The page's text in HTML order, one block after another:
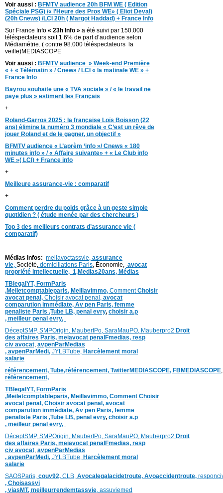
Voir aussi : BFMTV audience 20h BFM WE ( Edition
Spéciale PSG) /« l’Heure des Pros WE» ( Eliot Deval)
(20h Cnews) /LCI 20h ( Margot Haddad) + France Info
Sur France Info « 23h Info » a été suivi par 150.000
téléspectateurs soit 1.6% de part d’audience selon
Médiamétrie. ( contre 98.000 téléspectateurs la
veille)MEDIASCOPE
Voir aussi : BFMTV audience » Week-end Première
« + « Télématin » / Cnews / LCI « la matinale WE » +
France Info
Bayrou souhaite une « TVA sociale » / « le travail ne
paye plus » estiment les Français
+
Roland-Garros 2025 : la française Loïs Boisson (22
ans) élimine la numéro 3 mondiale « C’est un rêve de
jouer Roland et de le gagner, un objectif »
BFMTV audience « L’aprèm ‘info »/ Cnews « 180
minutes info » / « Affaire suivante» + « Le Club info
WE »( LCI) + France info
+
Meilleure assurance-vie : comparatif
+
Comment perdre du poids grâce à un geste simple
quotidien ? ( étude menée par des chercheurs )
Top 3 des meilleurs contrats d’assurance vie (
comparatif)
Médias infos: meilavoctassvie, assurance
vie Société, domiciliations Paris , Économie,
avocat
propriété intellectuelle, 1,Medias20ans, Médias
TBlegalYT, FormParis
,Meiletcomptableparis, Meillavimmo, CommentChoisir
avocat penal, Choisir avocat penal, avocat
comparution immédiate, Av pen Paris, femme
penaliste Paris ,Tube LB, penal evry, choisir a.p
, meilleur penal evry,
DéceptSMP, SMPOrigin, MaubertPo, SaraMauPO, Mauberpro2 Droit
des affaires Paris, meiavocat penalFmedias, resp
civ avocat avpenParMedias
, avpenParMedi, JYLBTube, Harcèlement moral
salarie
référencement, Tube,référencement, TwitterMEDIASCOPE, FBMEDIASCOPE
référencement,
TBlegalYT, FormParis
,Meiletcomptableparis, Meillavimmo, Comment Choisir
avocat penal, Choisir avocat penal, avocat
comparution immédiate, Av pen Paris, femme
penaliste Paris ,Tube LB, penal evry, choisir a.p
, meilleur penal evry,
DéceptSMP, SMPOrigin, MaubertPo, SaraMauPO, Mauberpro2 Droit
des affaires Paris, meiavocat penalFmedias, resp
civ avocat avpenParMedias
, avpenParMedi, JYLBTube, Harcèlement moral
salarie
SAOSParis, couv92, CLB, Avocalegalacidetroute, Avoaccidentroute,
, Choisassvi
, viasMT, meilleurrendemtassvie assuviemed